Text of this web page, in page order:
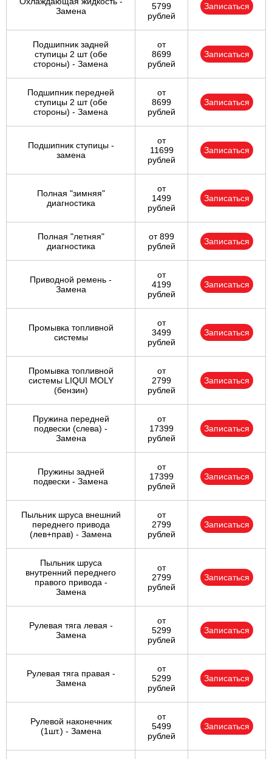
Замена
5799
рублей
Записаться
Подшипник задней
ступицы 2 шт (обе
стороны) - Замена
от
8699
рублей
Записаться
Подшипник передней
ступицы 2 шт (обе
стороны) - Замена
от
8699
рублей
Записаться
Подшипник ступицы -
замена
от
11699
рублей
Записаться
Полная "зимняя"
диагностика
от
1499
рублей
Записаться
Полная "летняя"
диагностика
от 899
рублей
Записаться
Приводной ремень -
Замена
от
4199
рублей
Записаться
Промывка топливной
системы
от
3499
рублей
Записаться
Промывка топливной
системы LIQUI MOLY
(бензин)
от
2799
рублей
Записаться
Пружина передней
подвески (слева) -
Замена
от
17399
рублей
Записаться
Пружины задней
подвески - Замена
от
17399
рублей
Записаться
Пыльник шруса внешний
переднего привода
(лев+прав) - Замена
от
2799
рублей
Записаться
Пыльник шруса
внутренний переднего
правого привода -
Замена
от
2799
рублей
Записаться
Рулевая тяга левая -
Замена
от
5299
рублей
Записаться
Рулевая тяга правая -
Замена
от
5299
рублей
Записаться
Рулевой наконечник
(1шт.) - Замена
от
5499
рублей
Записаться